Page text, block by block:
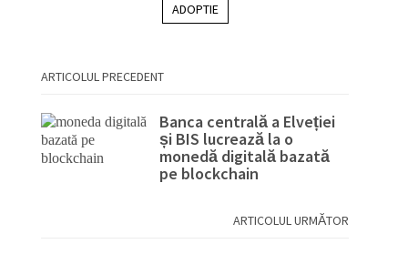
ADOPTIE
ARTICOLUL PRECEDENT
Banca centrală a Elveției
și BIS lucrează la o
monedă digitală bazată
pe blockchain
ARTICOLUL URMĂTOR